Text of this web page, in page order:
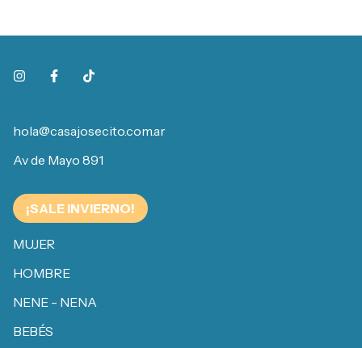
hola@casajosecito.com.ar
Av de Mayo 891
¡SALE INVIERNO!
MUJER
HOMBRE
NENE - NENA
BEBÉS